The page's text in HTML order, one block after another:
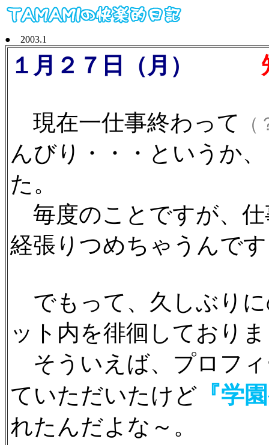
● 2003.1
１月２７日（月） 知
現在一仕事終わって
んびり・・・というか
た。
毎度のことですが、仕
経張りつめちゃうんで
でもって、久しぶり
ット内を徘徊しており
そういえば、プロフ
ていただいたけど 『学
れたんだよな～。